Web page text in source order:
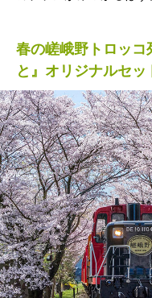
春の嵯峨野トロッコ
と』オリジナルセッ